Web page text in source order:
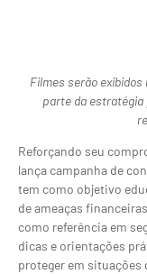
Filmes serão exibidos
parte da estratégia
Reforçando seu
lança campanha de
tem como objetivo
de ameaças
como referência em
dicas e orientações
proteger em situações